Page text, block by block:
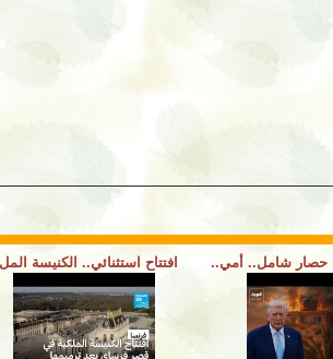
افتتاح استثنائي.. الكنيسة حصار شامل.. أمي..